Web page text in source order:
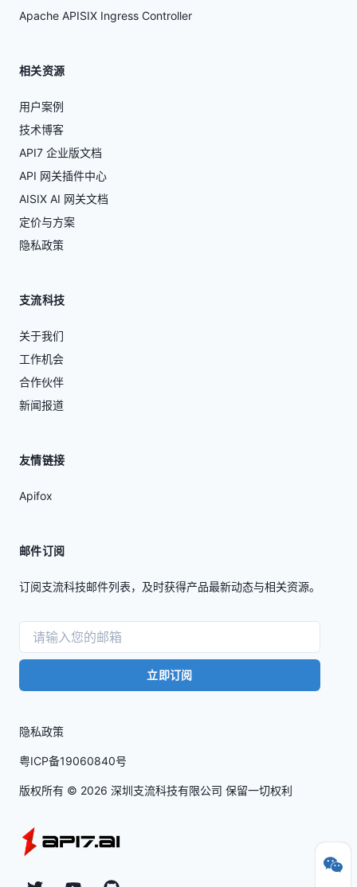
Apache APISIX Ingress Controller
相关资源
用户案例
技术博客
API7 企业版文档
API 网关插件中心
AISIX AI 网关文档
定价与方案
隐私政策
支流科技
关于我们
工作机会
合作伙伴
新闻报道
友情链接
Apifox
邮件订阅
订阅支流科技邮件列表，及时获得产品最新动态与相关资源。
立即订阅
隐私政策
粤ICP备19060840号
版权所有 © 2026 深圳支流科技有限公司 保留一切权利